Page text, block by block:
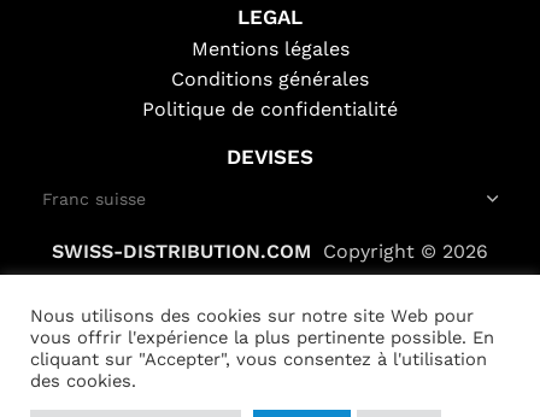
LEGAL
Mentions légales
Conditions générales
Politique de confidentialité
DEVISES
SWISS-DISTRIBUTION.COM Copyright © 2026
Cyclomoteur
électrique
Nous utilisons des cookies sur notre site Web pour
vous offrir l'expérience la plus pertinente possible. En
cliquant sur "Accepter", vous consentez à l'utilisation
des cookies.